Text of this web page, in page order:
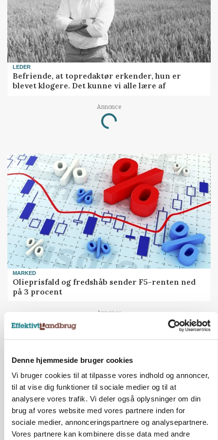
Denne hjemmeside bruger cookies
Vi bruger cookies til at tilpasse vores indhold og annoncer,
til at vise dig funktioner til sociale medier og til at
analysere vores trafik. Vi deler også oplysninger om din
brug af vores website med vores partnere inden for
sociale medier, annonceringspartnere og analysepartnere.
Vores partnere kan kombinere disse data med andre
LEDER
Befriende, at topredaktør erkender, hun er
blevet klogere. Det kunne vi alle lære af
Annonce
Loading...
MARKED
Olieprisfald og fredshåb sender F5-renten ned
på 3 procent
Annonce